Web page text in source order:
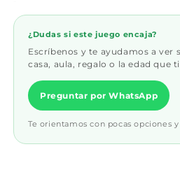
¿Dudas si este juego encaja?
Escríbenos y te ayudamos a ver
casa, aula, regalo o la edad que
Preguntar por WhatsApp
Te orientamos con pocas opciones